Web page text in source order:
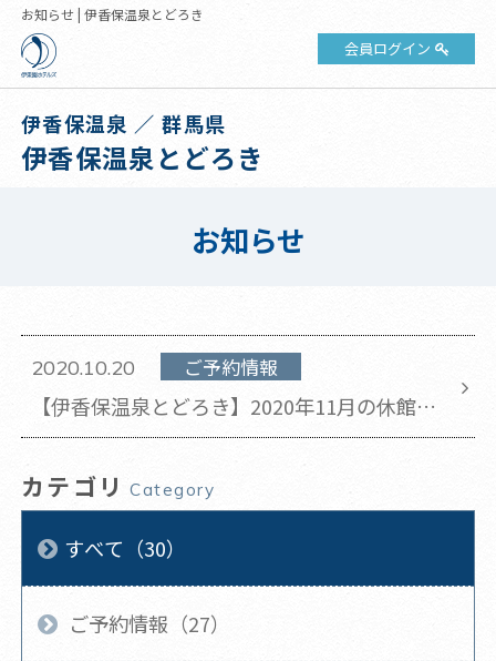
お知らせ | 伊香保温泉とどろき
会員ログイン
伊香保温泉 ／ 群馬県
伊香保温泉とどろき
お知らせ
2020.10.20 ご予約情報
【伊香保温泉とどろき】2020年11月の休館日
のお知らせ
カテゴリ Category
すべて（30）
ご予約情報（27）